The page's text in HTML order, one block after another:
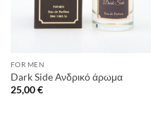
FOR MEN
Dark Side Ανδρικό άρωμα
25,00€